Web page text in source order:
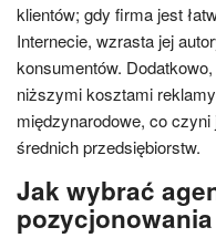
klientów; gdy firma jest
Internecie, wzrasta jej
konsumentów.
niższymi kosztami
międzynarodowe, co czyni
średnich przedsiębiorstw.
Jak wybrać